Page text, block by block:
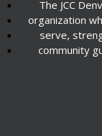
The JCC
organization
serve,
community